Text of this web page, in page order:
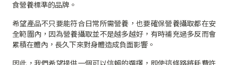
食營養標準的品牌。
希望產品不只要能符合日常所需營養，也要確保營養攝取都在安
全範圍內，因為營養攝取並不是越多越好，有時補充過多反而會
累積在體內，長久下來對身體造成負面影響。
因此，我們希望提供一個可以信賴的選擇，即使這條路將耗費許